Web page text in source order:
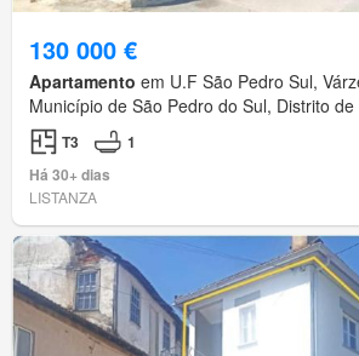
130 000 €
Apartamento em U.F São Pedro Sul,
Município de São Pedro do Sul, Distrito de
T3
1
Há 30+ dias
LISTANZA